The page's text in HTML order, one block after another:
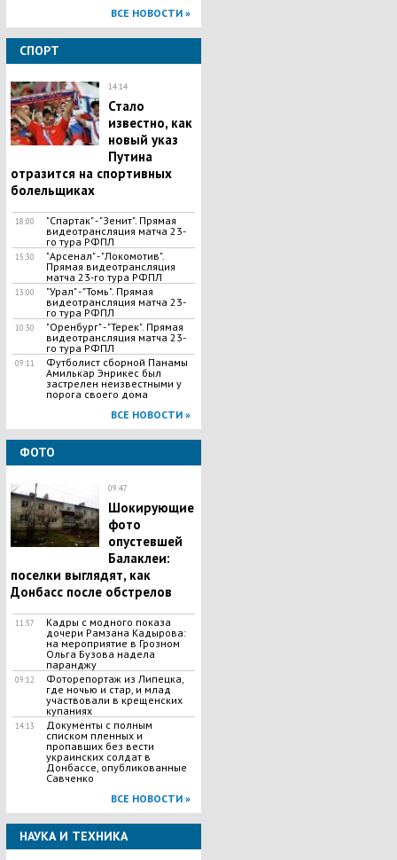
ВСЕ НОВОСТИ »
СПОРТ
14:14
Стало
известно, как
новый указ
Путина
отразится на спортивных
болельщиках
18:00
"Спартак" - "Зенит". Прямая
видеотрансляция матча 23-
го тура РФПЛ
15:30
"Арсенал" - "Локомотив".
Прямая видеотрансляция
матча 23-го тура РФПЛ
13:00
"Урал" - "Томь". Прямая
видеотрансляция матча 23-
го тура РФПЛ
10:30
"Оренбург" - "Терек". Прямая
видеотрансляция матча 23-
го тура РФПЛ
09:11
Футболист сборной Панамы
Амилькар Энрикес был
застрелен неизвестными у
порога своего дома
ВСЕ НОВОСТИ »
ФОТО
09:47
Шокирующие
фото
опустевшей
Балаклеи:
поселки выглядят, как
Донбасс после обстрелов
11:57
Кадры с модного показа
дочери Рамзана Кадырова:
на мероприятие в Грозном
Ольга Бузова надела
паранджу
09:12
Фоторепортаж из Липецка,
где ночью и стар, и млад
участвовали в крещенских
купаниях
14:13
Документы с полным
списком пленных и
пропавших без вести
украинских солдат в
Донбассе, опубликованные
Савченко
ВСЕ НОВОСТИ »
НАУКА И ТЕХНИКА